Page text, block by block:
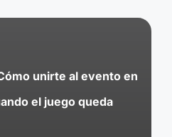
unirte al evento en
el juego queda